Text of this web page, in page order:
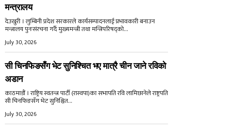
मन्त्रालय
देउखुरी । लुम्बिनी प्रदेश सरकारले कार्यसम्पादनलाई प्रभावकारी बनाउन
मन्त्रालय पुनःसंरचना गर्दै मुख्यमन्त्री तथा मन्त्रिपरिषद्को...
July 30, 2026
सी चिनफिङसँग भेट सुनिश्चित भए मात्रै चीन जाने रविको
अडान
काठमाडौं । राष्ट्रिय स्वतन्त्र पार्टी (रास्वपा)का सभापति रवि लामिछानेले राष्ट्रपति
सी चिनफिङसँग भेट सुनिश्चित...
July 30, 2026